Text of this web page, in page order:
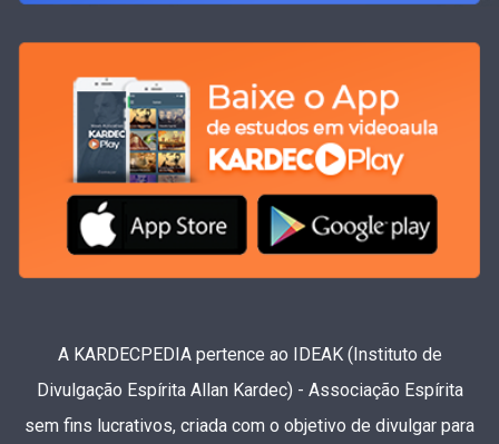
A KARDECPEDIA pertence ao IDEAK (Instituto de
Divulgação Espírita Allan Kardec) - Associação Espírita
sem fins lucrativos, criada com o objetivo de divulgar para